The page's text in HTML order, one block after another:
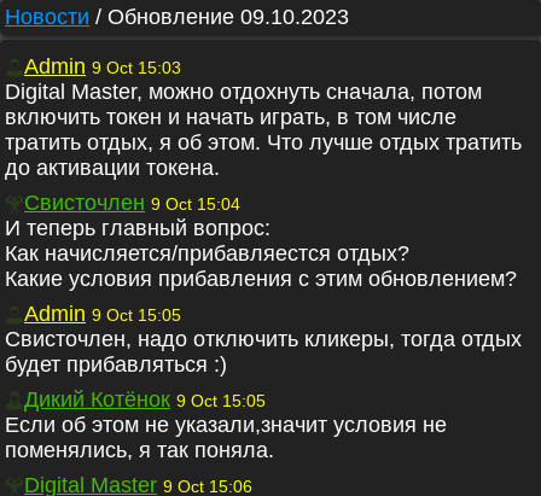
Новости / Обновление 09.10.2023
Admin 9 Oct 15:03
Digital Master, можно отдохнуть сначала, потом
включить токен и начать играть, в том числе
тратить отдых, я об этом. Что лучше отдых тратить
до активации токена.
Свисточлен 9 Oct 15:04
И теперь главный вопрос:
Как начисляется/прибавляестся отдых?
Какие условия прибавления с этим обновлением?
Admin 9 Oct 15:05
Свисточлен, надо отключить кликеры, тогда отдых
будет прибавляться :)
Дикий Котёнок 9 Oct 15:05
Если об этом не указали,значит условия не
поменялись, я так поняла.
Digital Master 9 Oct 15:06